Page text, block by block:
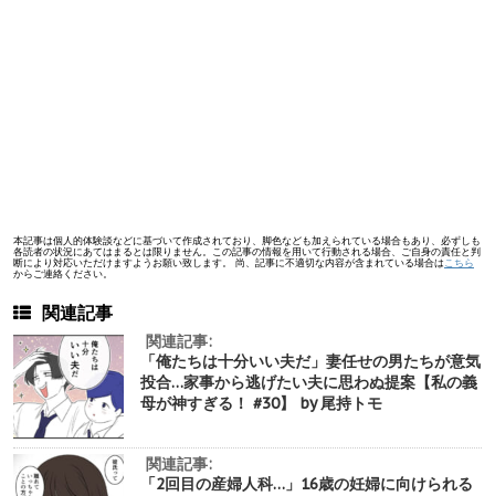
本記事は個人的体験談などに基づいて作成されており、脚色なども加えられている場合もあり、必ずしも
各読者の状況にあてはまるとは限りません。この記事の情報を用いて行動される場合、ご自身の責任と判
断により対応いただけますようお願い致します。 尚、記事に不適切な内容が含まれている場合は こちら
からご連絡ください。
関連記事
関連記事:
「俺たちは十分いい夫だ」妻任せの男たちが意気
投合…家事から逃げたい夫に思わぬ提案【私の義
母が神すぎる！ #30】 by 尾持トモ
関連記事:
「2回目の産婦人科…」16歳の妊婦に向けられる